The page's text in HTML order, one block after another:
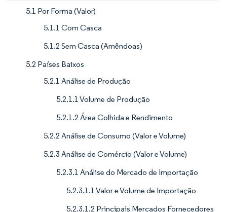
5.1 Por Forma (Valor)
5.1.1 Com Casca
5.1.2 Sem Casca (Amêndoas)
5.2 Países Baixos
5.2.1 Análise de Produção
5.2.1.1 Volume de Produção
5.2.1.2 Área Colhida e Rendimento
5.2.2 Análise de Consumo (Valor e Volume)
5.2.3 Análise de Comércio (Valor e Volume)
5.2.3.1 Análise do Mercado de Importação
5.2.3.1.1 Valor e Volume de Importação
5.2.3.1.2 Principais Mercados Fornecedores